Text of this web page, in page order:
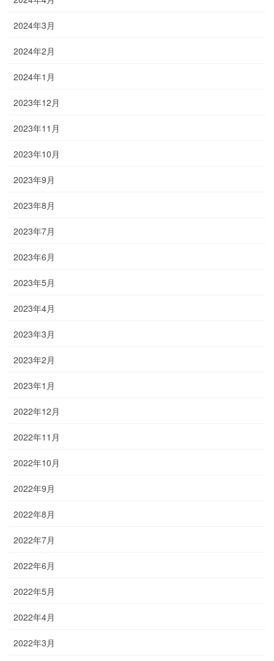
2024年3月
2024年2月
2024年1月
2023年12月
2023年11月
2023年10月
2023年9月
2023年8月
2023年7月
2023年6月
2023年5月
2023年4月
2023年3月
2023年2月
2023年1月
2022年12月
2022年11月
2022年10月
2022年9月
2022年8月
2022年7月
2022年6月
2022年5月
2022年4月
2022年3月